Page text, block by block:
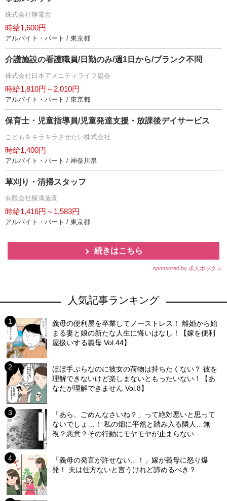
株式会社静電舎
時給1,600円
アルバイト・パート / 東京都
介護施設の看護職員/日勤のみ/週1日から/ブランク不問
株式会社日本アメニティライフ協会
時給1,810円～2,010円
アルバイト・パート / 東京都
保育士・児童指導員/児童発達支援・放課後デイサービス
こどもをキラキラさせたい株式会社
時給1,400円
アルバイト・パート / 神奈川県
草刈り・清掃スタッフ
有限会社横溝造園
時給1,416円～1,583円
アルバイト・パート / 東京都
続きはこちら
sponsored by 求人ボックス
人気記事ランキング
義母の便利屋を卒業してノーストレス！ 離婚から始
まる妻と娘の新たな人生に悔いはなし！【嫁を便利
屋扱いする義母 Vol.44】
ほぼ手ぶらなのに彼女の荷物は持ちたくない？ 彼を
理解できないけど楽しまないともったいない！【あ
なたが理解できません Vol.8】
「あら、ごめんなさいね？」って絶対悪いと思って
ないでしょ…！ 私の畑に平然と踏み入る隣人…無
視？悪意？その行動にモヤモヤが止まらない
「義母の発言が許せない…！」嫁が義母に怒り爆
発！ 夫は仕方ないと言うけれど諦めるべき？